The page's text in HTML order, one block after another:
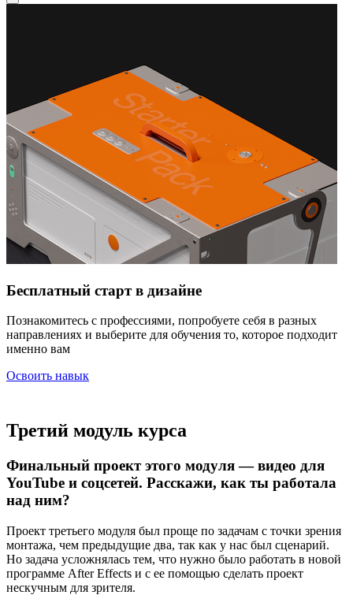
Бесплатный старт в дизайне
Познакомитесь с профессиями, попробуете себя в разных
направлениях и выберите для обучения то, которое подходит
именно вам
Освоить навык
Третий модуль курса
Финальный проект этого модуля — видео для
YouTube и соцсетей. Расскажи, как ты работала
над ним?
Проект третьего модуля был проще по задачам с точки зрения
монтажа, чем предыдущие два, так как у нас был сценарий.
Но задача усложнялась тем, что нужно было работать в новой
программе After Effects и с ее помощью сделать проект
нескучным для зрителя.